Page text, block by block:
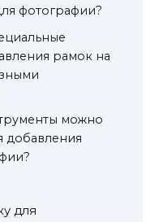
фотографии?
рамок на
можно
добавления
для